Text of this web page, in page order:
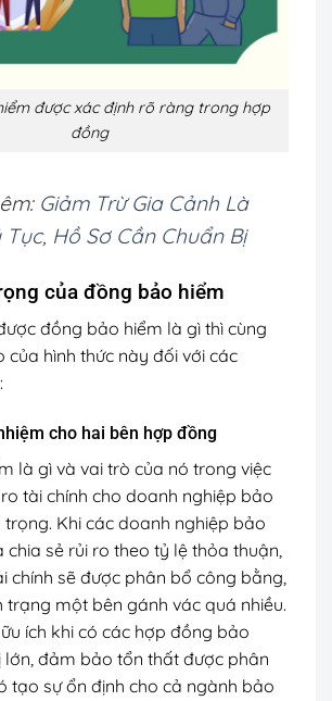
được xác định rõ ràng trong hợp
đồng
Giảm Trừ Gia Cảnh Là
Tục, Hồ Sơ Cần Chuẩn Bị
của đồng bảo hiểm
đồng bảo hiểm là gì thì cùng
của hình thức này đối với các
cho hai bên hợp đồng
là gì và vai trò của nó trong việc
tài chính cho doanh nghiệp bảo
Khi các doanh nghiệp bảo
chia sẻ rủi ro theo tỷ lệ thỏa thuận,
chính sẽ được phân bổ công bằng,
trạng một bên gánh vác quá nhiều.
ích khi có các hợp đồng bảo
lớn, đảm bảo tổn thất được phân
tạo sự ổn định cho cả ngành bảo